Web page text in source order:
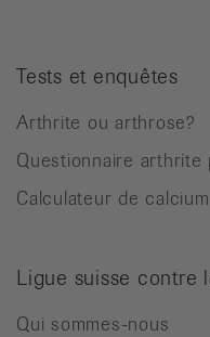
Tests et enquêtes
Arthrite ou arthrose?
Questionnaire arthrite
Calculateur de calcium
Ligue suisse contre
Qui sommes-nous